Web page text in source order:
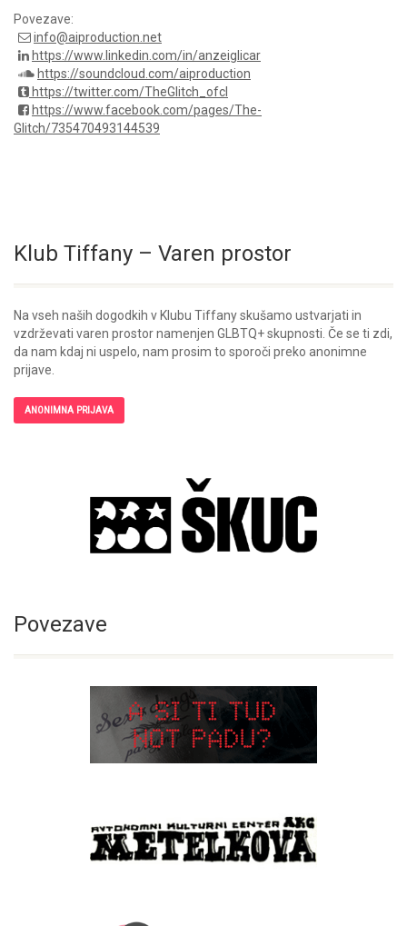
Povezave:
info@aiproduction.net
https://www.linkedin.com/in/anzeiglicar
https://soundcloud.com/aiproduction
https://twitter.com/TheGlitch_ofcl
https://www.facebook.com/pages/The-
Glitch/735470493144539
Klub Tiffany – Varen prostor
Na vseh naših dogodkih v Klubu Tiffany skušamo ustvarjati in
vzdrževati varen prostor namenjen GLBTQ+ skupnosti. Če se ti zdi,
da nam kdaj ni uspelo, nam prosim to sporoči preko anonimne
prijave.
ANONIMNA PRIJAVA
Povezave